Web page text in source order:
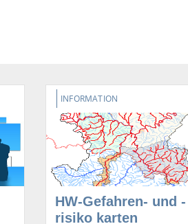
INFORMATION
HW-Gefahren- und -
risiko karten